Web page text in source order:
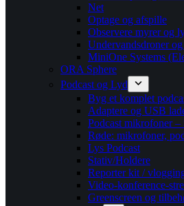
Net
Optage og afspille
Observere myrer og
Undervandsdroner
MiniOne Systems
ORA Sphere
Podcast og Lyd
Byg et komplet
Adaptere og USB
Podcast mikrofoner
Røde: mikrofoner,
Lys Podcast
Stativ/Holdere
Reporter kit /
Video-konference-
Greenscreen og